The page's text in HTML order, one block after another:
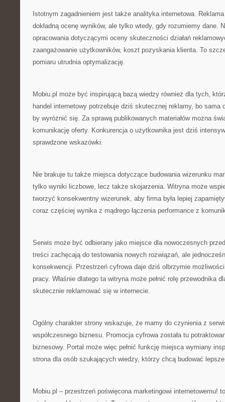
Istotnym zagadnieniem jest także analityka internetowa.
dokładną ocenę wyników, ale tylko wtedy, gdy rozumiemy dane.
opracowania dotyczącymi oceny skuteczności działań
zaangażowanie użytkowników, koszt pozyskania klienta. To
pomiaru utrudnia optymalizację.
Mobiu.pl może być inspirującą bazą wiedzy również dla tych,
handel internetowy potrzebuje dziś skutecznej reklamy, bo sama
by wyróżnić się. Za sprawą publikowanych materiałów można
komunikację oferty. Konkurencja o użytkownika jest dziś
sprawdzone wskazówki.
Nie brakuje tu także miejsca dotyczące budowania wizerunku
tylko wyniki liczbowe, lecz także skojarzenia. Witryna może
tworzyć konsekwentny wizerunek, aby firma była lepiej
coraz częściej wynika z mądrego łączenia performance z
Serwis może być odbierany jako miejsce dla nowoczesnych
treści zachęcają do testowania nowych rozwiązań, ale
konsekwencji. Przestrzeń cyfrowa daje dziś olbrzymie
pracy. Właśnie dlatego ta witryna może pełnić rolę przewodnika
skutecznie reklamować się w internecie.
Ogólny charakter strony wskazuje, że mamy do czynienia z
współczesnego biznesu. Promocja cyfrowa została tu
biznesowy. Portal może więc pełnić funkcję miejsca wymiany
strona dla osób szukających wiedzy, którzy chcą budować
Mobiu.pl – przestrzeń poświęcona marketingowi internetowemu!